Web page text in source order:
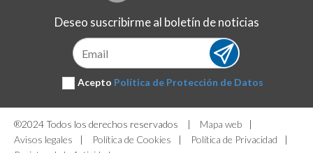
Deseo suscribirme al boletín de noticias
Acepto Política de Protección de Datos
®2024 Todos los derechos reservados Mapa web
Avisos legales
Política de Cookies Política de Privacidad